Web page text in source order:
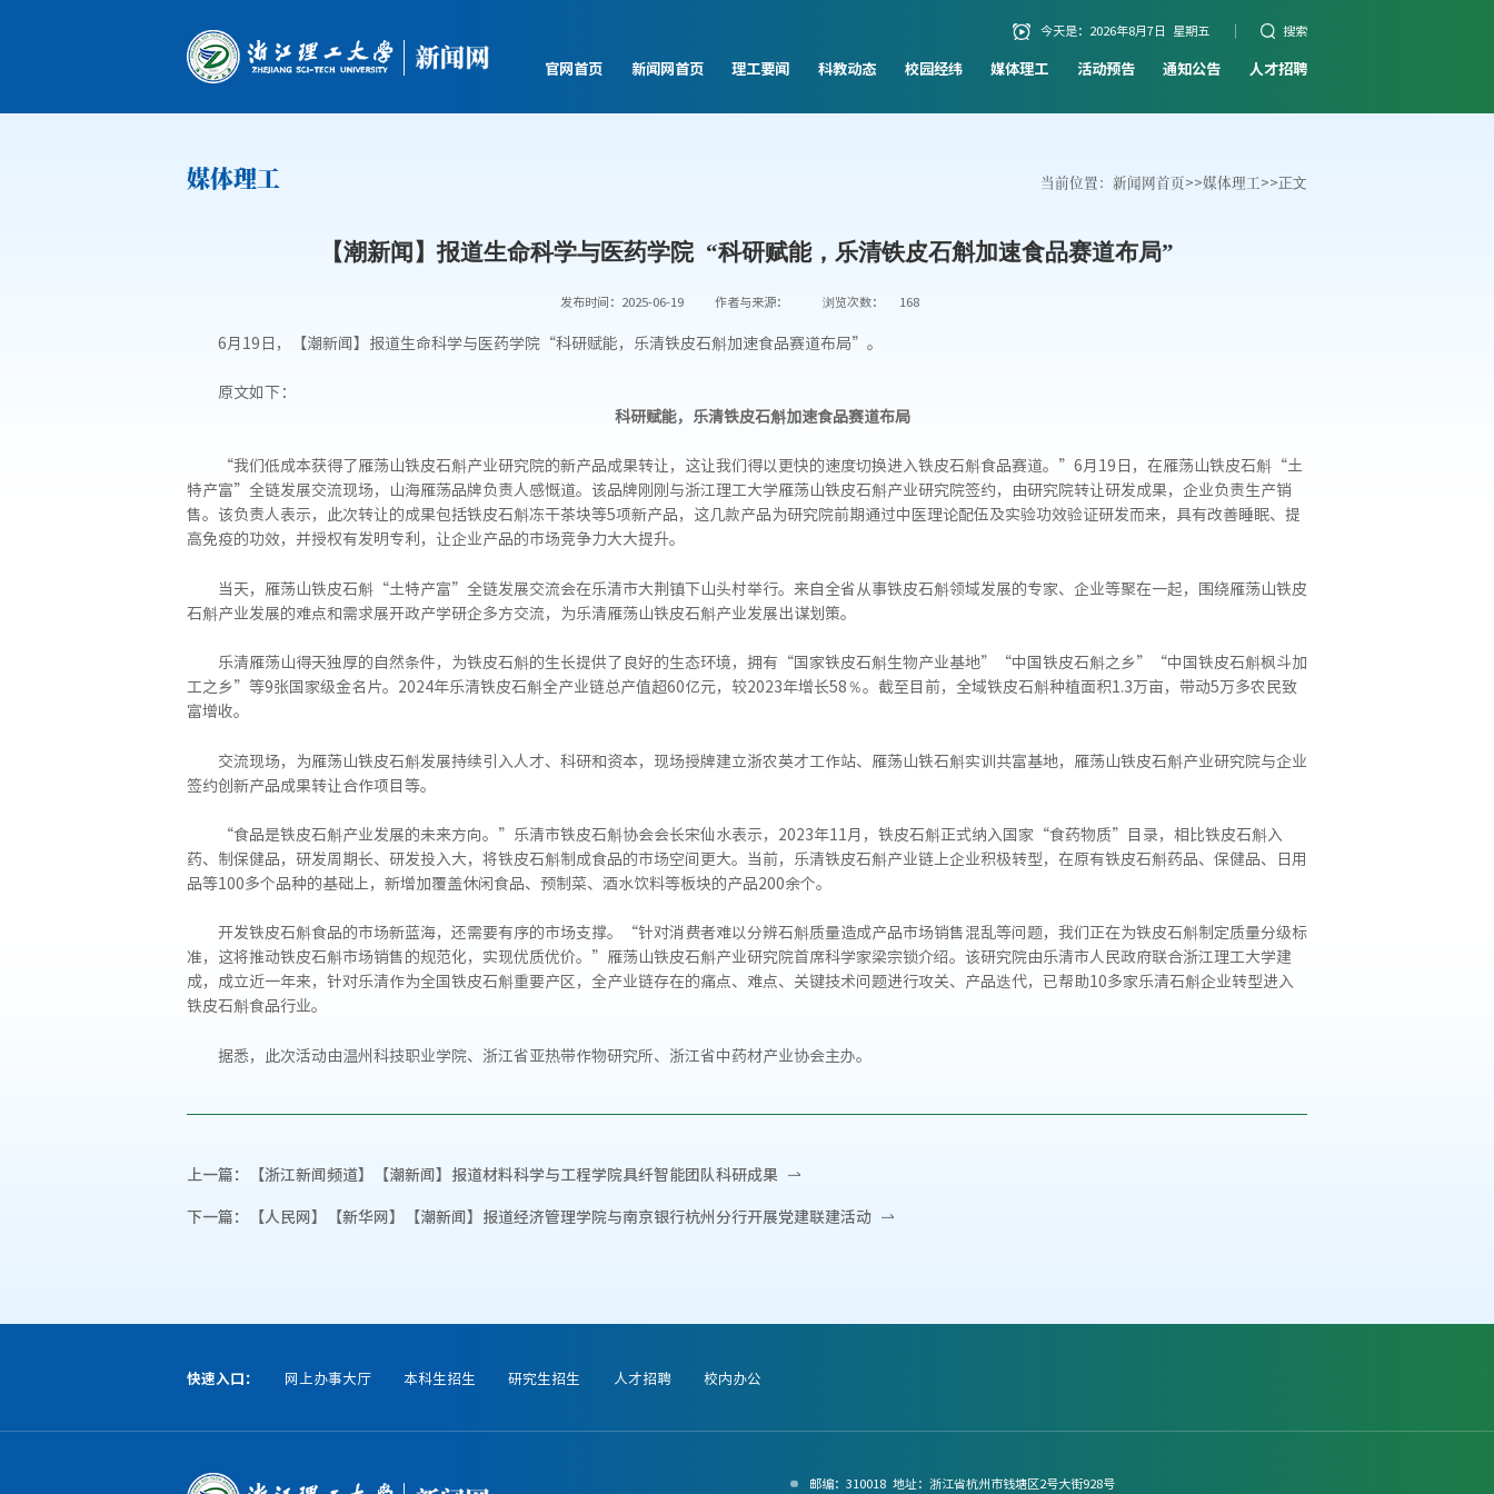
今天是： 2026年8月7日 星期五 搜索
官网首页 新闻网首页 理工要闻 科教动态 校园经纬 媒体理工 活动预告 通知公告 人才招聘
媒体理工 当前位置： 新闻网首页>>媒体理工>>正文
【潮新闻】报道生命科学与医药学院 “科研赋能，乐清铁皮石斛加速食品赛道布局”
发布时间：2025-06-19 作者与来源： 浏览次数： 168
6月19日，【潮新闻】报道生命科学与医药学院“科研赋能，乐清铁皮石斛加速食品赛道布局”。
原文如下：
科研赋能，乐清铁皮石斛加速食品赛道布局
“我们低成本获得了雁荡山铁皮石斛产业研究院的新产品成果转让，这让我们得以更快的速度切换进入铁皮石斛食品赛道。”6月19日，在雁荡山铁皮石斛“土
特产富”全链发展交流现场，山海雁荡品牌负责人感慨道。该品牌刚刚与浙江理工大学雁荡山铁皮石斛产业研究院签约，由研究院转让研发成果，企业负责生产销
售。该负责人表示，此次转让的成果包括铁皮石斛冻干茶块等5项新产品，这几款产品为研究院前期通过中医理论配伍及实验功效验证研发而来，具有改善睡眠、提
高免疫的功效，并授权有发明专利，让企业产品的市场竞争力大大提升。
当天，雁荡山铁皮石斛“土特产富”全链发展交流会在乐清市大荆镇下山头村举行。来自全省从事铁皮石斛领域发展的专家、企业等聚在一起，围绕雁荡山铁皮
石斛产业发展的难点和需求展开政产学研企多方交流，为乐清雁荡山铁皮石斛产业发展出谋划策。
乐清雁荡山得天独厚的自然条件，为铁皮石斛的生长提供了良好的生态环境，拥有“国家铁皮石斛生物产业基地”“中国铁皮石斛之乡”“中国铁皮石斛枫斗加
工之乡”等9张国家级金名片。2024年乐清铁皮石斛全产业链总产值超60亿元，较2023年增长58％。截至目前，全域铁皮石斛种植面积1.3万亩，带动5万多农民致
富增收。
交流现场，为雁荡山铁皮石斛发展持续引入人才、科研和资本，现场授牌建立浙农英才工作站、雁荡山铁石斛实训共富基地，雁荡山铁皮石斛产业研究院与企业
签约创新产品成果转让合作项目等。
“食品是铁皮石斛产业发展的未来方向。”乐清市铁皮石斛协会会长宋仙水表示，2023年11月，铁皮石斛正式纳入国家“食药物质”目录，相比铁皮石斛入
药、制保健品，研发周期长、研发投入大，将铁皮石斛制成食品的市场空间更大。当前，乐清铁皮石斛产业链上企业积极转型，在原有铁皮石斛药品、保健品、日用
品等100多个品种的基础上，新增加覆盖休闲食品、预制菜、酒水饮料等板块的产品200余个。
开发铁皮石斛食品的市场新蓝海，还需要有序的市场支撑。“针对消费者难以分辨石斛质量造成产品市场销售混乱等问题，我们正在为铁皮石斛制定质量分级标
准，这将推动铁皮石斛市场销售的规范化，实现优质优价。”雁荡山铁皮石斛产业研究院首席科学家梁宗锁介绍。该研究院由乐清市人民政府联合浙江理工大学建
成，成立近一年来，针对乐清作为全国铁皮石斛重要产区，全产业链存在的痛点、难点、关键技术问题进行攻关、产品迭代，已帮助10多家乐清石斛企业转型进入
铁皮石斛食品行业。
据悉，此次活动由温州科技职业学院、浙江省亚热带作物研究所、浙江省中药材产业协会主办。
上一篇：
【浙江新闻频道】【潮新闻】报道材料科学与工程学院具纤智能团队科研成果
下一篇：
【人民网】【新华网】【潮新闻】报道经济管理学院与南京银行杭州分行开展党建联建活动
快速入口： 网上办事大厅 本科生招生 研究生招生 人才招聘 校内办公
邮编：310018 地址：浙江省杭州市钱塘区2号大街928号